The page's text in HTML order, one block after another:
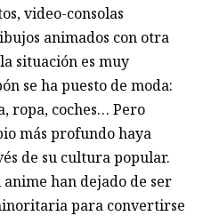
video-consolas
animados con otra
situación es muy
se ha puesto de moda:
ropa, coches… Pero
más profundo haya
de su cultura popular.
han dejado de ser
para convertirse